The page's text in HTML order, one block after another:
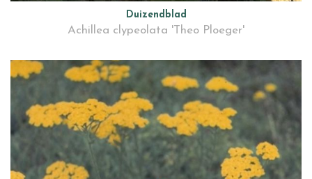
Duizendblad
Achillea clypeolata 'Theo Ploeger'